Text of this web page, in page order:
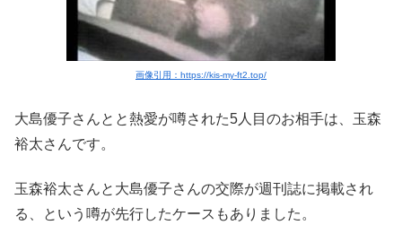
画像引用：https://kis-my-ft2.top/
大島優子さんとと熱愛が噂された5人目のお相手は、玉森
裕太さんです。
玉森裕太さんと大島優子さんの交際が週刊誌に掲載され
る、という噂が先行したケースもありました。